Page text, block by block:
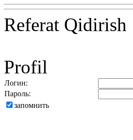
Referat Qidirish
Profil
Логин:
Пароль:
запомнить